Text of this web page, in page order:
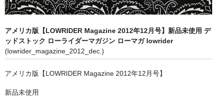
シューズ
ORIGINAL
STILL 90’s
Chicano Life
Brown Pride
アメリカ版【LOWRIDER Magazine 2012年12月号】新品未使用 デ
ッドストック ローライダーマガジン ローマガ lowrider
(lowrider_magazine_2012_dec.)
アメリカ版【LOWRIDER Magazine 2012年12月号】
新品未使用